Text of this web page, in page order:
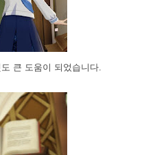
큰 도움이 되었습니다.